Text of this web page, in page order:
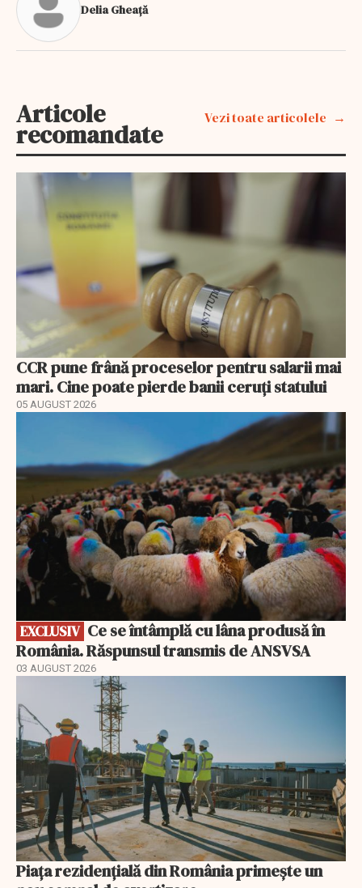
Delia Gheață
Articole
recomandate
Vezi toate articolele
CCR pune frână proceselor pentru salarii mai
mari. Cine poate pierde banii ceruți statului
05 AUGUST 2026
EXCLUSIV
România. Răspunsul transmis de ANSVSA
03 AUGUST 2026
Piața rezidențială din România primește un